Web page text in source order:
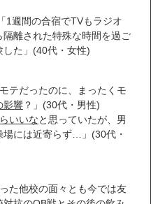
「1週間の合宿でTVもラジオ
離された特殊な時間を過ご
した」(40代・女性)
テだったのに、まったくモ
影響 ？」(30代・男性)
いいなと思っていたが、男
には近寄らず…」(30代・
った他校の面々とも今では友